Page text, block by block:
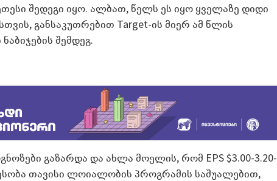
შედეგი იყო. ალბათ, წელს ეს იყო ყველაზე დიდი
განსაკუთრებით Target-ის მიერ ამ წლის
შემდეგ.
გაზარდა და ახლა მოელის, რომ EPS $3.00-3.20-
თავისი ლოიალობის პროგრამის საშუალებით,